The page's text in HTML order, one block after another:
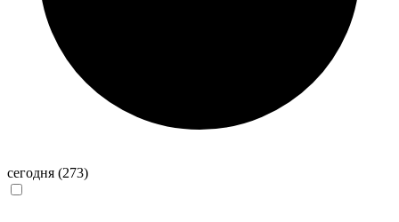
сегодня (273)